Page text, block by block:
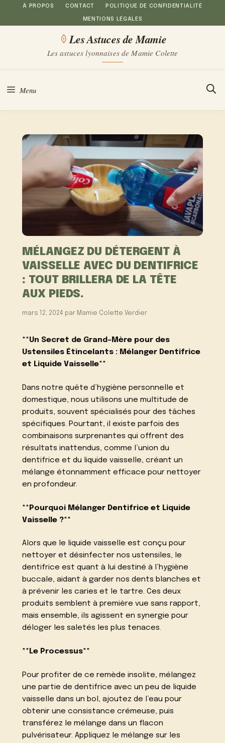
Aller
au
À PROPOS CONTACT POLITIQUE DE CONFIDENTIALITÉ
MENTIONS LÉGALES
Les Astuces de Mamie
Les astuces lyonnaises de Mamie Colette
Menu
MÉLANGEZ DU DÉTERGENT À
VAISSELLE AVEC DU DENTIFRICE
: TOUT BRILLERA DE LA TÊTE
AUX PIEDS.
mars 12, 2024 par Mamie Colette Verdier
**Un Secret de Grand-Mère pour des
Ustensiles Étincelants : Mélanger Dentifrice
et Liquide Vaisselle**
Dans notre quête d’hygiène personnelle et
domestique, nous utilisons une multitude de
produits, souvent spécialisés pour des tâches
spécifiques. Pourtant, il existe parfois des
combinaisons surprenantes qui offrent des
résultats inattendus, comme l’union du
dentifrice et du liquide vaisselle, créant un
mélange étonnamment efficace pour nettoyer
en profondeur.
**Pourquoi Mélanger Dentifrice et Liquide
Vaisselle ?**
Alors que le liquide vaisselle est conçu pour
nettoyer et désinfecter nos ustensiles, le
dentifrice est quant à lui destiné à l’hygiène
buccale, aidant à garder nos dents blanches et
à prévenir les caries et le tartre. Ces deux
produits semblent à première vue sans rapport,
mais ensemble, ils agissent en synergie pour
déloger les saletés les plus tenaces.
**Le Processus**
Pour profiter de ce remède insolite, mélangez
une partie de dentifrice avec un peu de liquide
vaisselle dans un bol, ajoutez de l’eau pour
obtenir une consistance crémeuse, puis
transférez le mélange dans un flacon
pulvérisateur. Appliquez le mélange sur les